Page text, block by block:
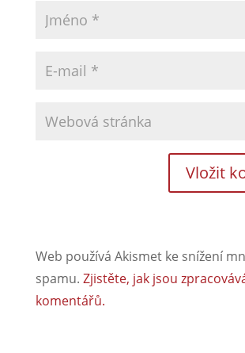
Web používá Akismet ke snížení
spamu. Zjistěte, jak jsou
komentářů.